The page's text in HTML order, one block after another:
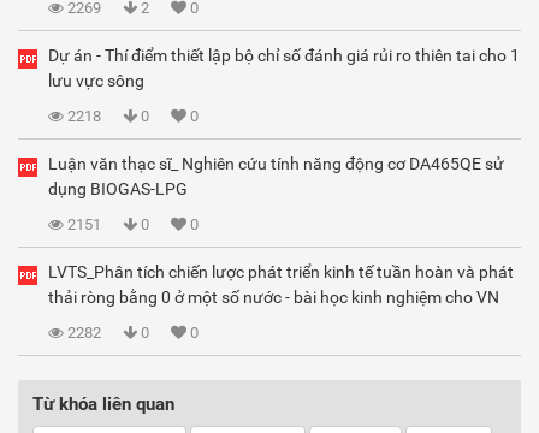
2269 2 0
Dự án - Thí điểm thiết lập bộ chỉ số đánh giá rủi ro thiên tai cho 1
lưu vực sông
2218 0 0
Luận văn thạc sĩ_ Nghiên cứu tính năng động cơ DA465QE sử
dụng BIOGAS-LPG
2151 0 0
LVTS_Phân tích chiến lược phát triển kinh tế tuần hoàn và phát
thải ròng bằng 0 ở một số nước - bài học kinh nghiệm cho VN
2282 0 0
Từ khóa liên quan